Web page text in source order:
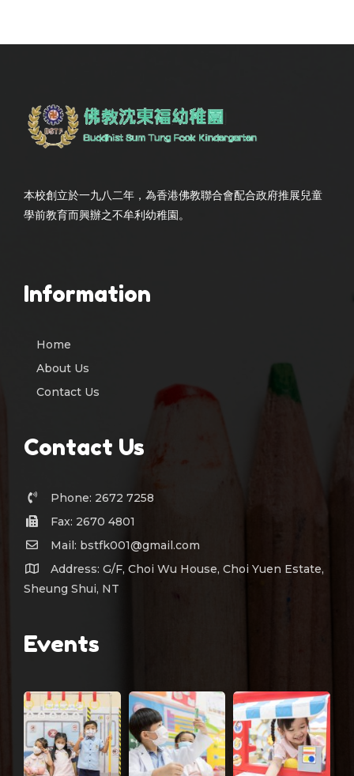
本校創立於一九八二年，為香港佛教聯合會配合政府推展兒童
學前教育而興辦之不牟利幼稚園。
Information
Home
About Us
Contact Us
Contact Us
Phone: 2672 7258
Fax: 2670 4801
Mail: bstfk001@gmail.com
Address: G/F, Choi Wu House, Choi Yuen Estate,
Sheung Shui, NT
Events